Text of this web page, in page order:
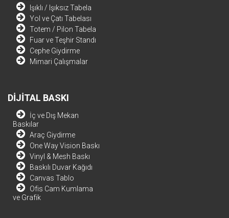
Işıklı / Işıksız Tabela
Yol ve Çatı Tabelası
Totem / Pilon Tabela
Fuar ve Teşhir Standı
Cephe Giydirme
Mimari Çalışmalar
DİJİTAL BASKI
İç ve Dış Mekan
Baskılar
Araç Giydirme
One Way Vision Baskı
Vinyl & Mesh Baskı
Baskılı Duvar Kağıdı
Canvas Tablo
Ofis Cam Kumlama
ve Grafik